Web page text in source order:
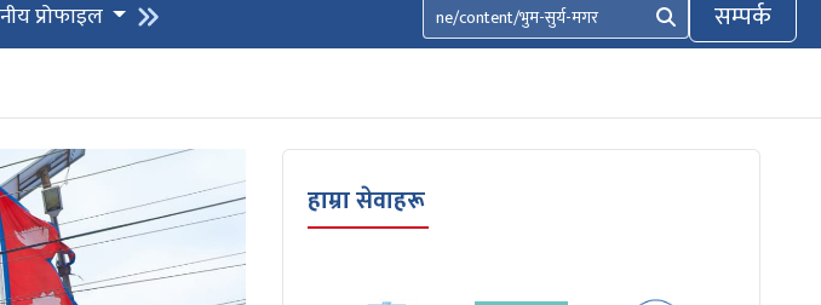
प्रोफाइल खोज्नुहोस् सम्पर्क
हाम्रा सेवाहरू